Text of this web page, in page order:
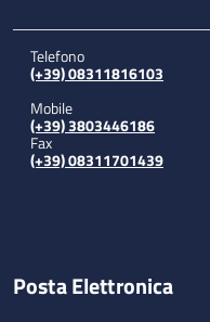
Telefono
(+39) 08311816103
Mobile
(+39) 3803446186
Fax
(+39) 08311701439
Posta Elettronica